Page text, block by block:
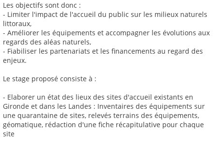
Les objectifs sont donc :
- Limiter l'impact de l'accueil du public sur les milieux naturels
littoraux,
- Améliorer les équipements et accompagner les évolutions aux
regards des aléas naturels,
- Fiabiliser les partenariats et les financements au regard des
enjeux.
Le stage proposé consiste à :
- Elaborer un état des lieux des sites d'accueil existants en
Gironde et dans les Landes : Inventaires des équipements sur
une quarantaine de sites, relevés terrains des équipements,
géomatique, rédaction d'une fiche récapitulative pour chaque
site